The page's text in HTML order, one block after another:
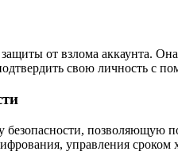
от взлома аккаунта.
свою личность с
безопасности, позволяющую
управления